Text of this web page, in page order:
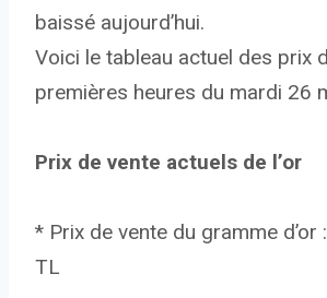
baissé aujourd’hui.
Voici le tableau actuel des prix
premières heures du mardi 26
Prix ​​de vente actuels de l’or
* Prix de vente du gramme d’or
TL